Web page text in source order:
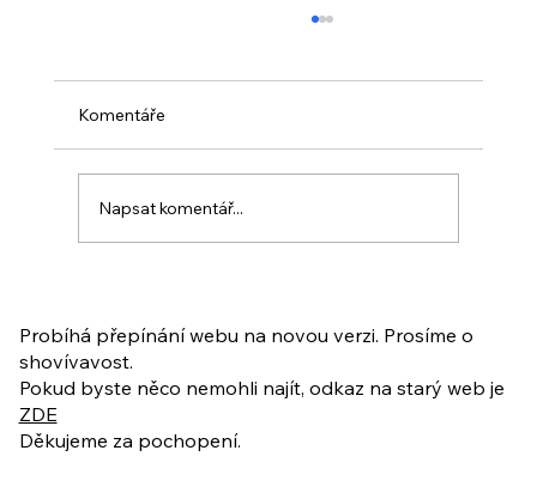
ukázkové lekce
Komentáře
Napsat komentář...
Probíhá přepínání webu na novou verzi. Prosíme o
shovívavost.
Pokud byste něco nemohli najít, odkaz na starý web je
ZDE
Děkujeme za pochopení.